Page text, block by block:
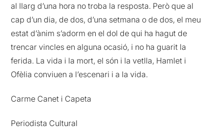
al llarg d’una hora no troba la resposta. Però que al
cap d’un dia, de dos, d’una setmana o de dos, el meu
estat d’ànim s’adorm en el dol de qui ha hagut de
trencar vincles en alguna ocasió, i no ha guarit la
ferida. La vida i la mort, el són i la vetlla, Hamlet i
Ofèlia conviuen a l’escenari i a la vida.
Carme Canet i Capeta
Periodista Cultural